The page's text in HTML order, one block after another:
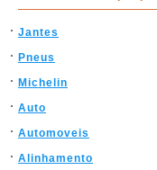
Jantes
Pneus
Michelin
Auto
Automoveis
Alinhamento